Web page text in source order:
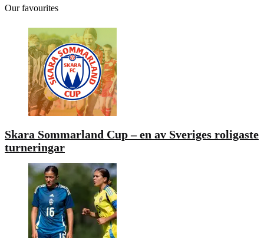
Our favourites
Skara Sommarland Cup – en av Sveriges roligaste
turneringar